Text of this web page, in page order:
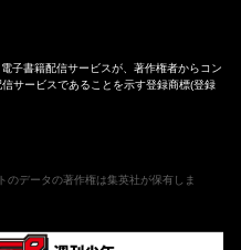
子書籍配信サービスが、著作権者からコン
サービスであることを示す登録商標(登録
のデータの著作権は集英社が保有しま